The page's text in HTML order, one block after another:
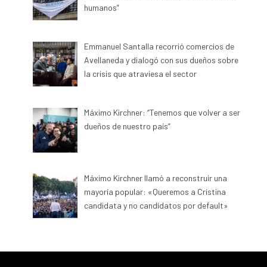
humanos”
Emmanuel Santalla recorrió comercios de
Avellaneda y dialogó con sus dueños sobre
la crisis que atraviesa el sector
Máximo Kirchner: “Tenemos que volver a ser
dueños de nuestro país”
Máximo Kirchner llamó a reconstruir una
mayoría popular: «Queremos a Cristina
candidata y no candidatos por default»